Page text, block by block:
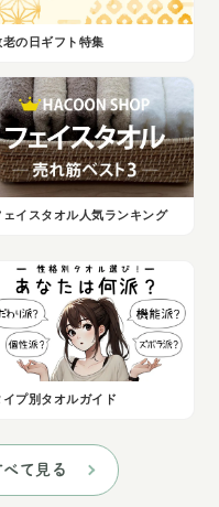
老の日ギフト特集
ェイスタオル人気ランキング
イプ別タオルガイド
て見る